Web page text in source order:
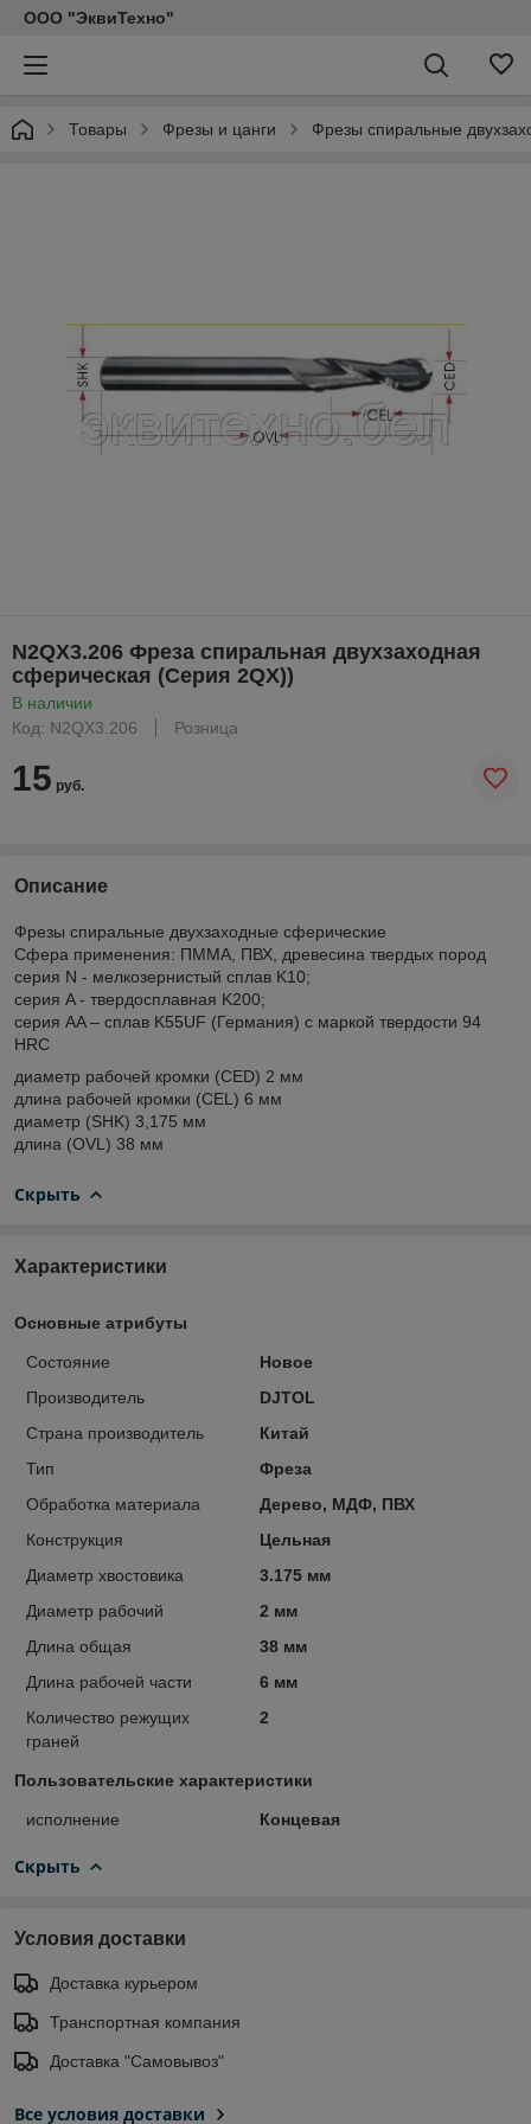
ООО "ЭквиТехно"
Товары Фрезы и цанги Фрезы спиральные
N2QX3.206 Фреза спиральная двухзаходная
сферическая (Серия 2QX))
В наличии
Код: N2QX3.206
Розница
15 руб.
Описание
Фрезы спиральные двухзаходные сферические
Сфера применения: ПММА, ПВХ, древесина твердых пород
серия N - мелкозернистый сплав K10;
cерия A - твердосплавная K200;
серия AA – сплав K55UF (Германия) с маркой твердости 94
HRC
диаметр рабочей кромки (CED) 2 мм
длина рабочей кромки (CEL) 6 мм
диаметр (SHK) 3,175 мм
длина (OVL) 38 мм
Скрыть
Характеристики
Основные атрибуты
Состояние
Новое
Производитель
DJTOL
Страна производитель
Китай
Тип
Фреза
Обработка материала
Дерево, МДФ, ПВХ
Конструкция
Цельная
Диаметр хвостовика
3.175 мм
Диаметр рабочий
2 мм
Длина общая
38 мм
Длина рабочей части
6 мм
Количество режущих
граней
2
Пользовательские характеристики
исполнение Концевая
Скрыть
Условия доставки
Доставка курьером
Транспортная компания
Доставка "Самовывоз"
Все условия доставки